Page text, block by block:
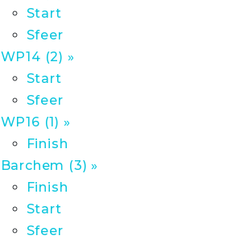
Start
Sfeer
WP14 (2) »
Start
Sfeer
WP16 (1) »
Finish
Barchem (3) »
Finish
Start
Sfeer